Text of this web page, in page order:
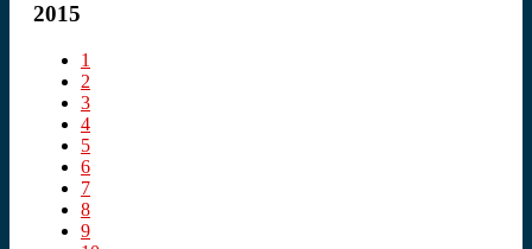
2015
1
2
3
4
5
6
7
8
9